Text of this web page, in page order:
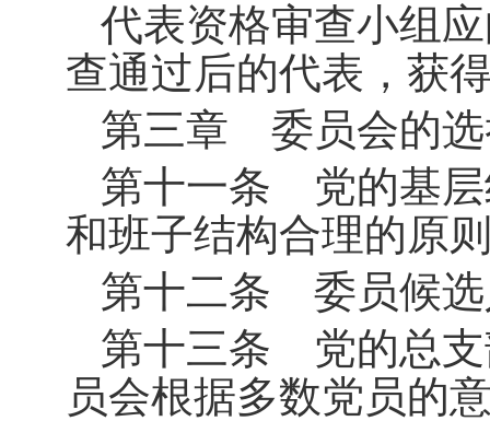
代表资格审查小组
查通过后的代表，获
第三章 委员会的
第十一条 党的基层
和班子结构合理的原
第十二条 委员候选
第十三条 党的总支
员会根据多数党员的